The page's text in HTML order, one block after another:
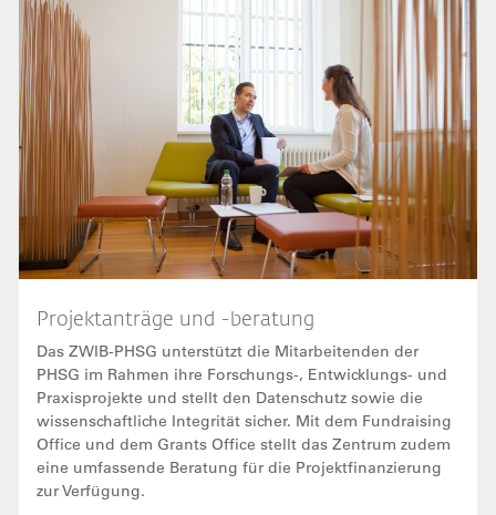
Projektanträge und -beratung
Das ZWIB-PHSG unterstützt die Mitarbeitenden der
PHSG im Rahmen ihre Forschungs-, Entwicklungs- und
Praxisprojekte und stellt den Datenschutz sowie die
wissenschaftliche Integrität sicher. Mit dem Fundraising
Office und dem Grants Office stellt das Zentrum zudem
eine umfassende Beratung für die Projektfinanzierung
zur Verfügung.